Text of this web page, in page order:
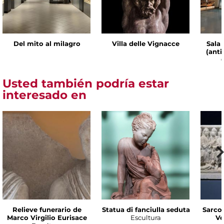
Del mito al milagro Villa delle Vignacce
Sala
Usted también podría estar
interesado en
Relieve funerario de
Marco Virgilio Eurisace
Statua di fanciulla seduta
Escultura